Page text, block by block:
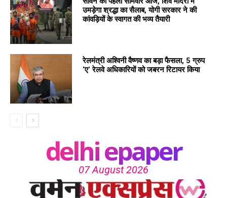
उमड़ेगा श्रद्धा का सैलाब, योगी सरकार ने की
कांवड़ियों के स्वागत की भव्य तैयारी
रेलमंत्री अश्विनी वैष्णव का बड़ा फैसला, 5 ग्रुप
‘ए’ रेलवे अधिकारियों को जबरन रिटायर किया
delhi epaper
07 August 2026